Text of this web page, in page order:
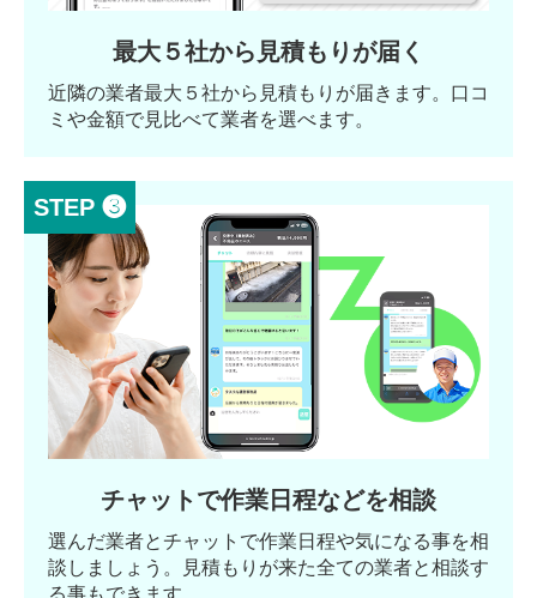
最大５社から見積もりが届く
近隣の業者最大５社から見積もりが届きます。口コ
ミや金額で見比べて業者を選べます。
STEP ❸
チャットで作業日程などを相談
選んだ業者とチャットで作業日程や気になる事を相
談しましょう。見積もりが来た全ての業者と相談す
る事もできます。